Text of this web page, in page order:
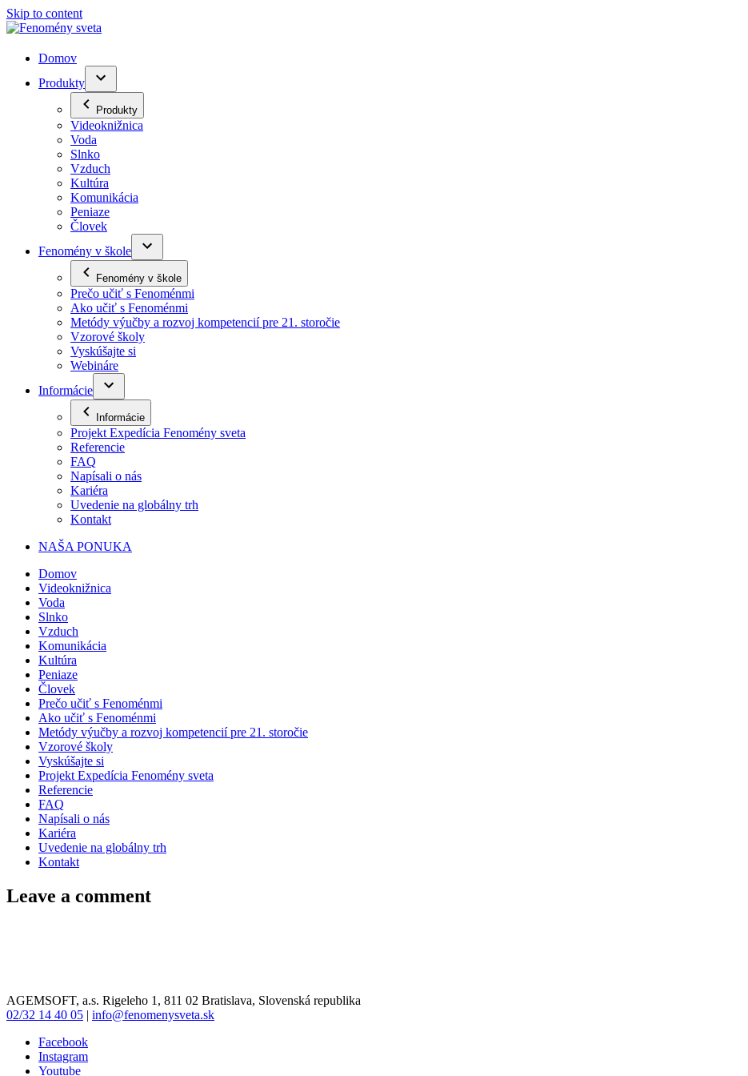
Skip to content
Domov
Produkty
Produkty
Videoknižnica
Voda
Slnko
Vzduch
Kultúra
Komunikácia
Peniaze
Človek
Fenomény v škole
Fenomény v škole
Prečo učiť s Fenoménmi
Ako učiť s Fenoménmi
Metódy výučby a rozvoj kompetencií pre 21. storočie
Vzorové školy
Vyskúšajte si
Webináre
Informácie
Informácie
Projekt Expedícia Fenomény sveta
Referencie
FAQ
Napísali o nás
Kariéra
Uvedenie na globálny trh
Kontakt
NAŠA PONUKA
Domov
Videoknižnica
Voda
Slnko
Vzduch
Komunikácia
Kultúra
Peniaze
Človek
Prečo učiť s Fenoménmi
Ako učiť s Fenoménmi
Metódy výučby a rozvoj kompetencií pre 21. storočie
Vzorové školy
Vyskúšajte si
Projekt Expedícia Fenomény sveta
Referencie
FAQ
Napísali o nás
Kariéra
Uvedenie na globálny trh
Kontakt
Leave a comment
AGEMSOFT, a.s. Rigeleho 1, 811 02 Bratislava, Slovenská republika
02/32 14 40 05 | info@fenomenysveta.sk
Facebook
Instagram
Youtube